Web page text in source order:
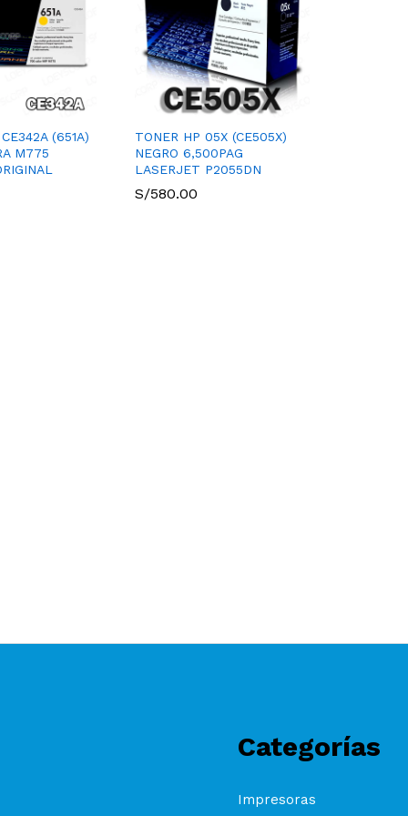
(651A)
M775
TONER HP 05X (CE505X)
NEGRO 6,500PAG
LASERJET P2055DN
S/580.00
Categorías
Impresoras